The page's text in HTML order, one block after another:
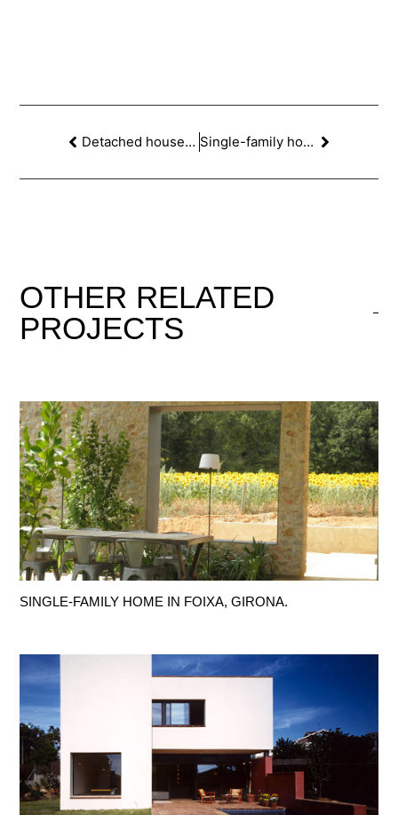
Detached house at Sant Pol de mar Single-family home in Foixa, Girona.
OTHER RELATED
PROJECTS
SINGLE-FAMILY HOME IN FOIXA, GIRONA.